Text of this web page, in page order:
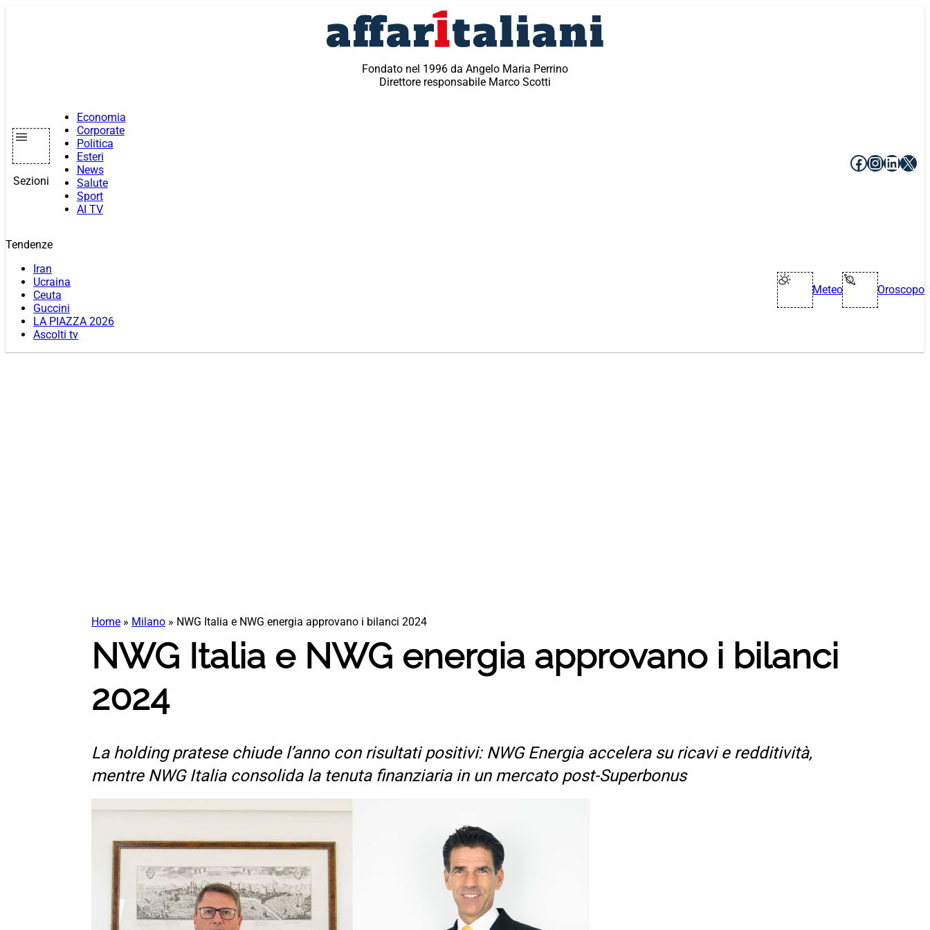
Fondato nel 1996 da Angelo Maria Perrino
Direttore responsabile Marco Scotti
Sezioni
Economia
Corporate
Politica
Esteri
News
Salute
Sport
AI TV
Facebook
X
Tendenze
Iran
Ucraina
Ceuta
Guccini
LA PIAZZA 2026
Ascolti tv
Meteo Oroscopo
Home » Milano » NWG Italia e NWG energia approvano i bilanci 2024
NWG Italia e NWG energia approvano i bilanci
2024
La holding pratese chiude l’anno con risultati positivi: NWG Energia accelera su ricavi e redditività,
mentre NWG Italia consolida la tenuta finanziaria in un mercato post-Superbonus